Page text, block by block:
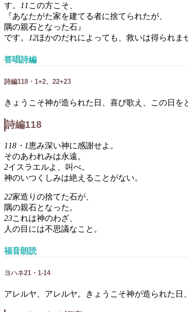
す。
11 この方こそ、
『あなたがた家を建てる者に捨てられたが、
隅の親石となった石』
です。
12ほかのだれによっても、救いは得られま
答唱詩編
詩編118・1+2、22+23
きょうこそ神が造られた日、喜び歌え、この日を
詩編118
118・1恵み深い神に感謝せよ。
そのあわれみは永遠。
2イスラエルよ、叫べ。
神のいつくしみは絶えることがない。
22家造りの捨てた石が、
隅の親石となった。
23これは神のわざ、
人の目には不思議なこと。
福音朗読
ヨハネ21・1-14
アレルヤ、アレルヤ。きょうこそ神が造られた日